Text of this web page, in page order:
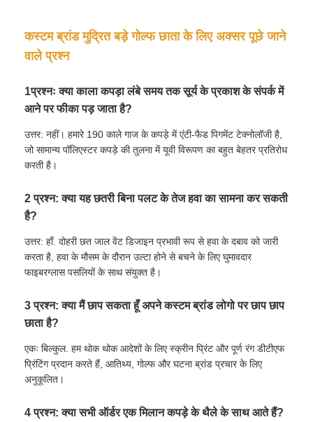
कस्टम ब्रांड मुद्रित बड़े गोल्फ छाता के लिए अक्सर पूछे जाने
वाले प्रश्न
1प्रश्नः क्या काला कपड़ा लंबे समय तक सूर्य के प्रकाश के संपर्क में
आने पर फीका पड़ जाता है?
उत्तर: नहीं। हमारे 190 काले गाज के कपड़े में एंटी-फैड पिगमेंट टेक्नोलॉजी है,
जो सामान्य पॉलिएस्टर कपड़े की तुलना में यूवी विरूपण का बहुत बेहतर प्रतिरोध
करती है।
2 प्रश्न: क्या यह छतरी बिना पलट के तेज हवा का सामना कर सकती
है?
उत्तर: हाँ. दोहरी छत जाल वेंट डिजाइन प्रभावी रूप से हवा के दबाव को जारी
करता है, हवा के मौसम के दौरान उल्टा होने से बचने के लिए घुमावदार
फाइबरग्लास पसलियों के साथ संयुक्त है।
3 प्रश्न: क्या मैं छाप सकता हूँ अपने कस्टम ब्रांड लोगो पर छाप छाप
छाता है?
एकः बिल्कुल. हम थोक थोक आदेशों के लिए स्क्रीन प्रिंट और पूर्ण रंग डीटीएफ
प्रिंटिंग प्रदान करते हैं, आतिथ्य, गोल्फ और घटना ब्रांड प्रचार के लिए
अनुकूलित।
4 प्रश्न: क्या सभी ऑर्डर एक मिलान कपड़े के थैले के साथ आते हैं?